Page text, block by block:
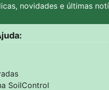
novidades e últimas
SoilControl